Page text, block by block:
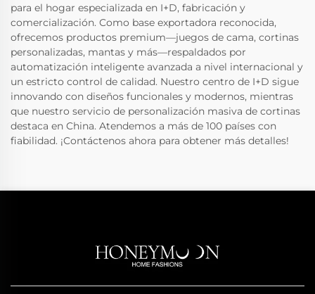
para el hogar especializada en I+D, fabricación y
comercialización. Como base exportadora reconocida,
ofrecemos productos premium—juegos de cama, cortinas
personalizadas, mantas y más—respaldados por
automatización inteligente avanzada a nivel internacional y
un estricto control de calidad. Nuestro centro de I+D sigue
innovando con diseños funcionales y modernos, mientras
que nuestro servicio de personalización masiva de cortinas
destaca en China. Atendemos a más de 100 países con
fiabilidad. ¡Contáctenos ahora para obtener más detalles!